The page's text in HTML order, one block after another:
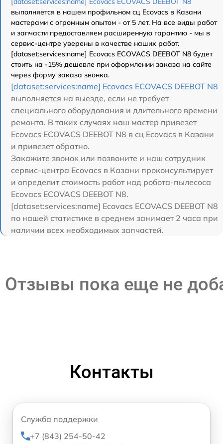
выполняется в нашем профильном сц Ecovacs в Казани
мастерами с огромным опытом - от 5 лет. На все виды работ
и запчасти предоставляем расширенную гарантию - мы в
сервис-центре уверены в качестве наших работ.
[dataset:services:name] Ecovacs ECOVACS DEEBOT N8 будет
стоить на -15% дешевле при оформлении заказа на сайте
через форму заказа звонка.
[dataset:services:name] Ecovacs ECOVACS DEEBOT N8
выполняется на выезде, если не требует
специального оборудования и длительного времени
ремонта. В таких случаях наш мастер привезет
Ecovacs ECOVACS DEEBOT N8 в сц Ecovacs в Казани
и привезет обратно.
Закажите звонок или позвоните и наш сотрудник
сервис-центра Ecovacs в Казани проконсультирует
и определит стоимость работ над робота-пылесоса
Ecovacs ECOVACS DEEBOT N8.
[dataset:services:name] Ecovacs ECOVACS DEEBOT N8
по нашей статистике в среднем занимает 2 часа при
наличии всех необходимых запчастей.
Отзывы пока еще не
Контакты
Служба поддержки
+7 (843) 254-50-42